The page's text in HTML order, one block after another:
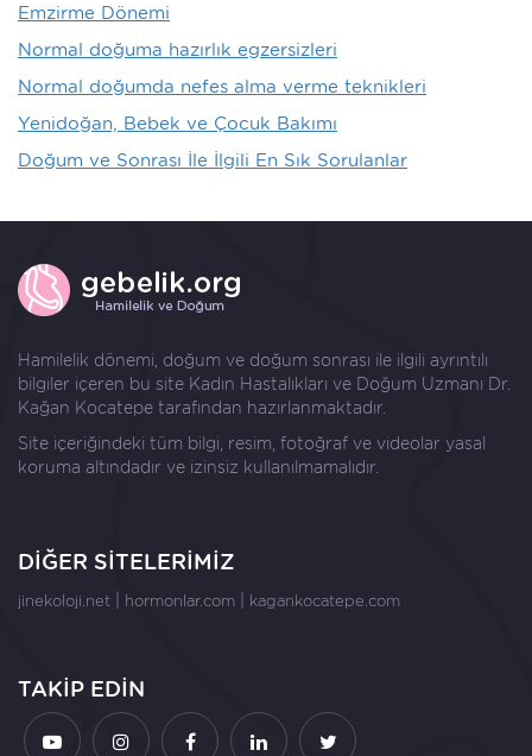
Emzirme Dönemi
Normal doğuma hazırlık egzersizleri
Normal doğumda nefes alma verme teknikleri
Yenidoğan, Bebek ve Çocuk Bakımı
Doğum ve Sonrası İle İlgili En Sık Sorulanlar
Hamilelik dönemi, doğum ve doğum sonrası ile ilgili ayrıntılı
bilgiler içeren bu site Kadın Hastalıkları ve Doğum Uzmanı Dr.
Kağan Kocatepe tarafından hazırlanmaktadır.
Site içeriğindeki tüm bilgi, resim, fotoğraf ve videolar yasal
koruma altındadır ve izinsiz kullanılmamalıdır.
DİĞER SİTELERİMİZ
jinekoloji.net hormonlar.com kagankocatepe.com
TAKİP EDİN